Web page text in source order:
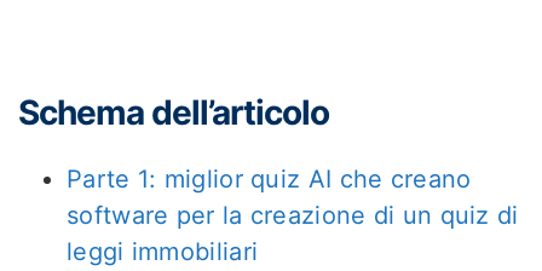
Schema dell’articolo
Parte 1: miglior quiz AI che creano
software per la creazione di un quiz di
leggi immobiliari